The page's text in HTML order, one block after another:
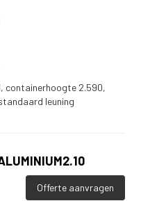
containerhoogte 2.590,
leuning
Offerte aanvragen